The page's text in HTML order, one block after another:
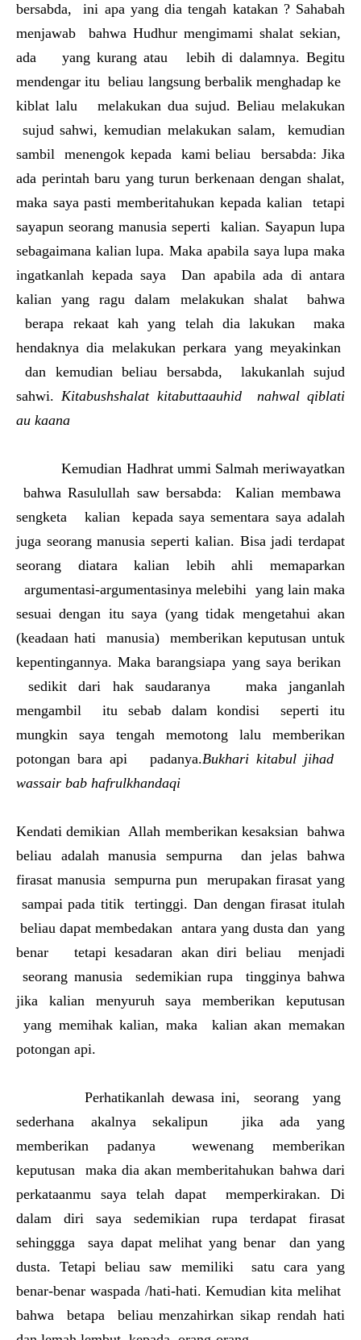
bersabda, ini apa yang dia tengah katakan ? Sahabah
menjawab bahwa Hudhur mengimami shalat sekian,
ada yang kurang atau lebih di dalamnya. Begitu
mendengar itu beliau langsung berbalik menghadap ke
kiblat lalu melakukan dua sujud. Beliau melakukan
sujud sahwi, kemudian melakukan salam, kemudian
sambil menengok kepada kami beliau bersabda: Jika
ada perintah baru yang turun berkenaan dengan shalat,
maka saya pasti memberitahukan kepada kalian tetapi
sayapun seorang manusia seperti kalian. Sayapun lupa
sebagaimana kalian lupa. Maka apabila saya lupa maka
ingatkanlah kepada saya Dan apabila ada di antara
kalian yang ragu dalam melakukan shalat bahwa
berapa rekaat kah yang telah dia lakukan maka
hendaknya dia melakukan perkara yang meyakinkan
dan kemudian beliau bersabda, lakukanlah sujud
sahwi. Kitabushshalat kitabuttaauhid nahwal qiblati
au kaana
Kemudian Hadhrat ummi Salmah meriwayatkan
bahwa Rasulullah saw bersabda: Kalian membawa
sengketa kalian kepada saya sementara saya adalah
juga seorang manusia seperti kalian. Bisa jadi terdapat
seorang diatara kalian lebih ahli memaparkan
argumentasi-argumentasinya melebihi yang lain maka
sesuai dengan itu saya (yang tidak mengetahui akan
(keadaan hati manusia) memberikan keputusan untuk
kepentingannya. Maka barangsiapa yang saya berikan
sedikit dari hak saudaranya maka janganlah
mengambil itu sebab dalam kondisi seperti itu
mungkin saya tengah memotong lalu memberikan
potongan bara api padanya.Bukhari kitabul jihad
wassair bab hafrulkhandaqi
Kendati demikian Allah memberikan kesaksian bahwa
beliau adalah manusia sempurna dan jelas bahwa
firasat manusia sempurna pun merupakan firasat yang
sampai pada titik tertinggi. Dan dengan firasat itulah
beliau dapat membedakan antara yang dusta dan yang
benar tetapi kesadaran akan diri beliau menjadi
seorang manusia sedemikian rupa tingginya bahwa
jika kalian menyuruh saya memberikan keputusan
yang memihak kalian, maka kalian akan memakan
potongan api.
Perhatikanlah dewasa ini, seorang yang
sederhana akalnya sekalipun jika ada yang
memberikan padanya wewenang memberikan
keputusan maka dia akan memberitahukan bahwa dari
perkataanmu saya telah dapat memperkirakan. Di
dalam diri saya sedemikian rupa terdapat firasat
sehinggga saya dapat melihat yang benar dan yang
dusta. Tetapi beliau saw memiliki satu cara yang
benar-benar waspada /hati-hati. Kemudian kita melihat
bahwa betapa beliau menzahirkan sikap rendah hati